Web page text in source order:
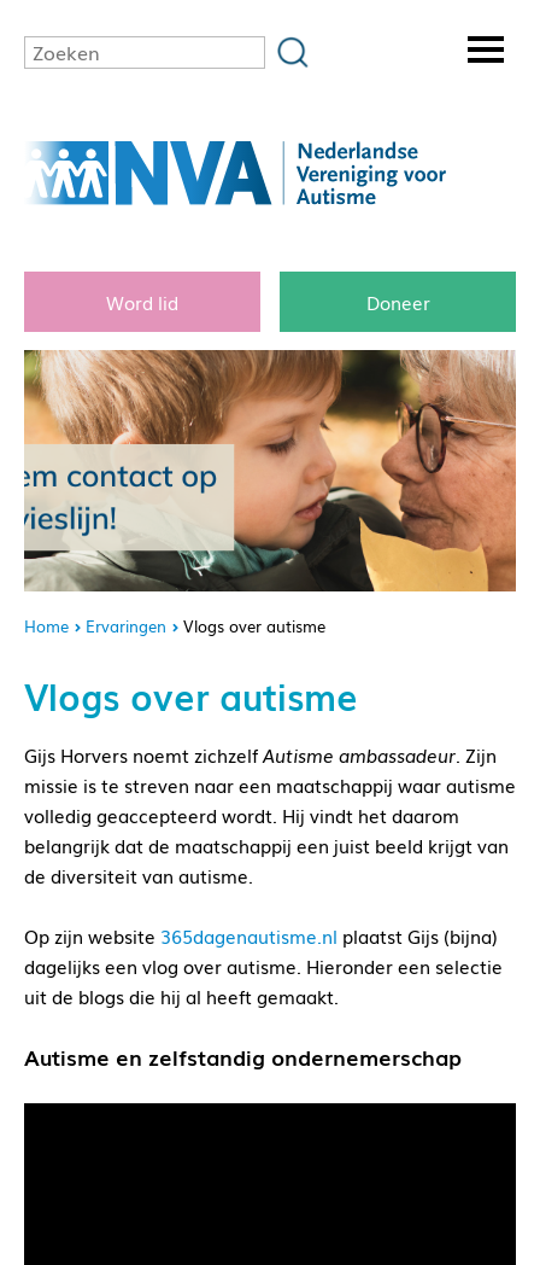
Word lid Doneer
Home Ervaringen Vlogs over autisme
Vlogs over autisme
Gijs Horvers noemt zichzelfAutisme ambassadeur. Zijn
missie is te streven naar een maatschappij waar autisme
volledig geaccepteerd wordt. Hij vindt het daarom
belangrijk dat de maatschappij een juist beeld krijgt van
de diversiteit van autisme.
Op zijn website 365dagenautisme.nl plaatst Gijs (bijna)
dagelijks een vlog over autisme. Hieronder een selectie
uit de blogs die hij al heeft gemaakt.
Autisme en zelfstandig ondernemerschap